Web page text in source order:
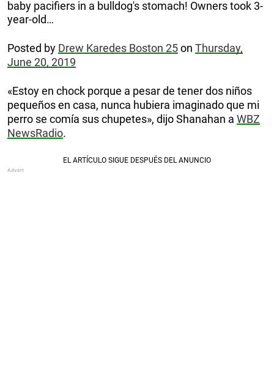
baby pacifiers in a bulldog's stomach! Owners took 3-
year-old…
Posted by Drew Karedes Boston 25on Thursday,
June 20, 2019
«Estoy en chock porque a pesar de tener dos niños
pequeños en casa, nunca hubiera imaginado que mi
perro se comía sus chupetes», dijo Shanahan a WBZ
NewsRadio.